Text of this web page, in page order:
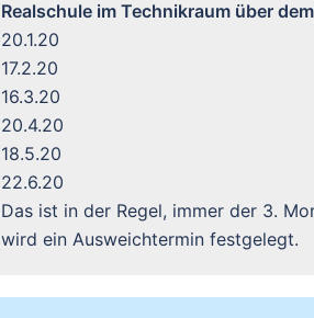
Realschule im Technikraum über
20.1.20
17.2.20
16.3.20
20.4.20
18.5.20
22.6.20
Das ist in der Regel, immer der 3.
wird ein Ausweichtermin festgelegt.